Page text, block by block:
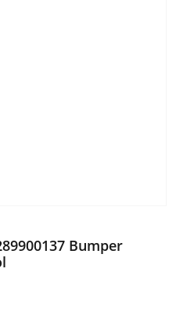
Bumper